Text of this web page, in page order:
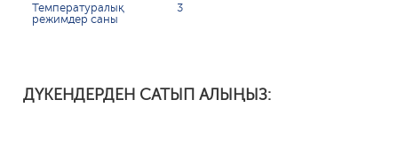
Температуралық
режимдер саны
3
ДҮКЕНДЕРДЕН САТЫП АЛЫҢЫЗ: